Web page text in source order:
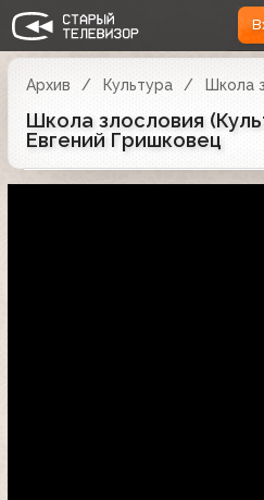
Архив Культура Школа
Школа злословия
Евгений Гришковец